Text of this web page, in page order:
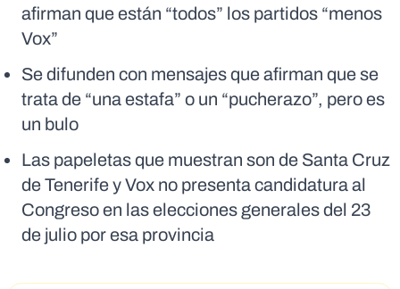
afirman que están “todos” los partidos “menos
Vox”
Se difunden con mensajes que afirman que se
trata de “una estafa” o un “pucherazo”, pero es
un bulo
Las papeletas que muestran son de Santa Cruz
de Tenerife y Vox no presenta candidatura al
Congreso en las elecciones generales del 23
de julio por esa provincia